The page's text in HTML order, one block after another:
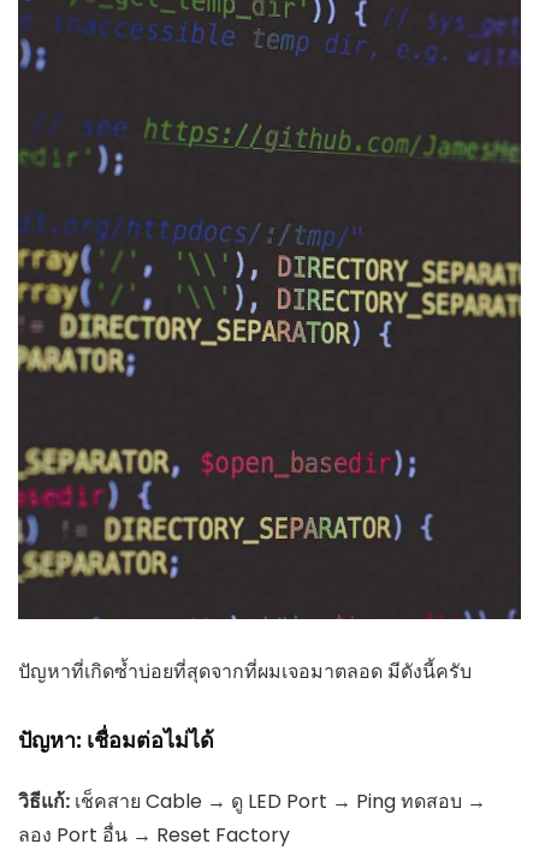
ปัญหาที่เกิดซ้ำบ่อยที่สุดจากที่ผมเจอมาตลอด มีดังนี้ครับ
ปัญหา: เชื่อมต่อไม่ได้
วิธีแก้: เช็คสาย Cable → ดู LED Port → Ping ทดสอบ →
ลอง Port อื่น → Reset Factory